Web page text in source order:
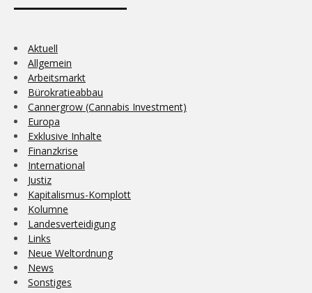
Aktuell
Allgemein
Arbeitsmarkt
Bürokratieabbau
Cannergrow (Cannabis Investment)
Europa
Exklusive Inhalte
Finanzkrise
International
Justiz
Kapitalismus-Komplott
Kolumne
Landesverteidigung
Links
Neue Weltordnung
News
Sonstiges